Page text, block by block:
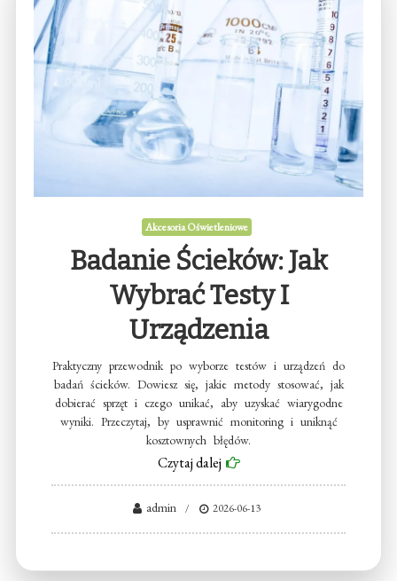
Akcesoria Oświetleniowe
Badanie Ścieków: Jak
Wybrać Testy I
Urządzenia
Praktyczny przewodnik po wyborze testów i urządzeń do
badań ścieków. Dowiesz się, jakie metody stosować, jak
dobierać sprzęt i czego unikać, aby uzyskać wiarygodne
wyniki. Przeczytaj, by usprawnić monitoring i uniknąć
kosztownych błędów.
Czytaj dalej
admin 2026-06-13